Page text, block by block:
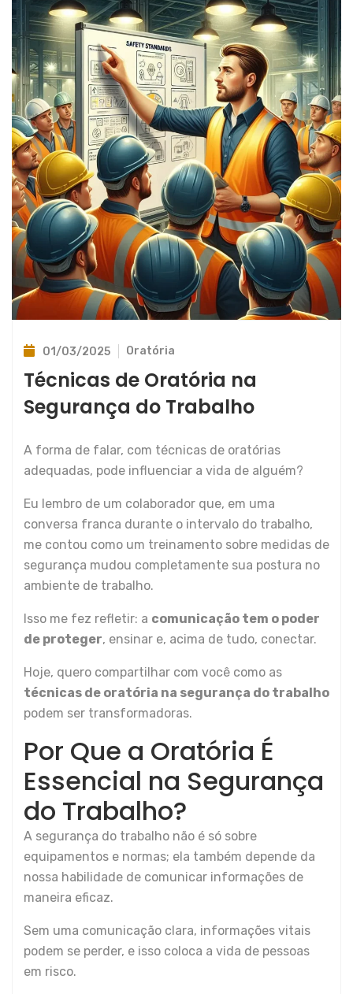
01/03/2025 Oratória
Técnicas de Oratória na
Segurança do Trabalho
A forma de falar, com técnicas de oratórias
adequadas, pode influenciar a vida de alguém?
Eu lembro de um colaborador que, em uma
conversa franca durante o intervalo do trabalho,
me contou como um treinamento sobre medidas de
segurança mudou completamente sua postura no
ambiente de trabalho.
Isso me fez refletir: a comunicação tem o poder
de proteger, ensinar e, acima de tudo, conectar.
Hoje, quero compartilhar com você como as
técnicas de oratória na segurança do trabalho
podem ser transformadoras.
Por Que a Oratória É
Essencial na Segurança
do Trabalho?
A segurança do trabalho não é só sobre
equipamentos e normas; ela também depende da
nossa habilidade de comunicar informações de
maneira eficaz.
Sem uma comunicação clara, informações vitais
podem se perder, e isso coloca a vida de pessoas
em risco.